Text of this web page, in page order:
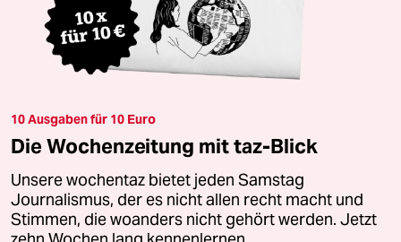
10 Ausgaben für 10 Euro
Die Wochenzeitung mit taz-Blick
Unsere wochentaz bietet jeden Samstag
Journalismus, der es nicht allen recht macht und
Stimmen, die woanders nicht gehört werden. Jetzt